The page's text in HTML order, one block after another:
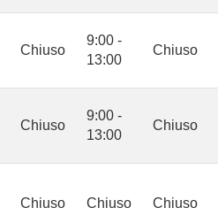
Chiuso
9:00 -
13:00
Chiuso
Chiuso
9:00 -
13:00
Chiuso
Chiuso Chiuso Chiuso